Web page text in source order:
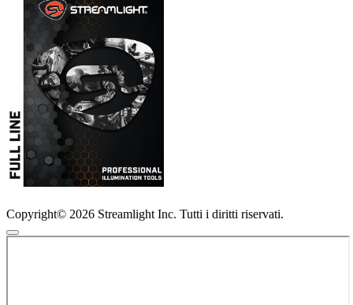
Copyright© 2026 Streamlight Inc. Tutti i diritti riservati.